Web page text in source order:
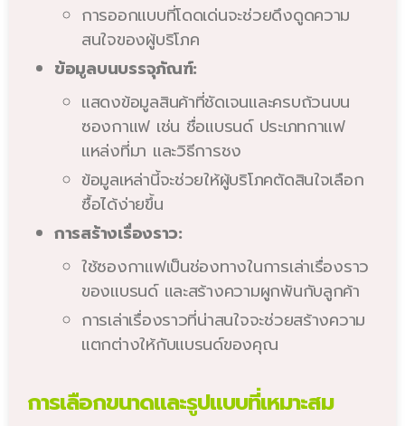
การออกแบบที่โดดเด่นจะช่วยดึงดูดความ
สนใจของผู้บริโภค
ข้อมูลบนบรรจุภัณฑ์:
แสดงข้อมูลสินค้าที่ชัดเจนและครบถ้วนบน
ซองกาแฟ เช่น ชื่อแบรนด์ ประเภทกาแฟ
แหล่งที่มา และวิธีการชง
ข้อมูลเหล่านี้จะช่วยให้ผู้บริโภคตัดสินใจเลือก
ซื้อได้ง่ายขึ้น
การสร้างเรื่องราว:
ใช้ซองกาแฟเป็นช่องทางในการเล่าเรื่องราว
ของแบรนด์ และสร้างความผูกพันกับลูกค้า
การเล่าเรื่องราวที่น่าสนใจจะช่วยสร้างความ
แตกต่างให้กับแบรนด์ของคุณ
การเลือกขนาดและรูปแบบที่เหมาะสม